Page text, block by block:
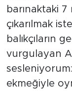
barınaktaki
çıkarılmak
balıkçıların
vurgulayan
sesleniyorum:
ekmeğiyle